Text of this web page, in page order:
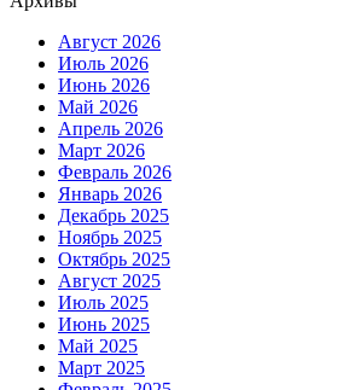
Август 2026
Июль 2026
Июнь 2026
Май 2026
Апрель 2026
Март 2026
Февраль 2026
Январь 2026
Декабрь 2025
Ноябрь 2025
Октябрь 2025
Август 2025
Июль 2025
Июнь 2025
Май 2025
Март 2025